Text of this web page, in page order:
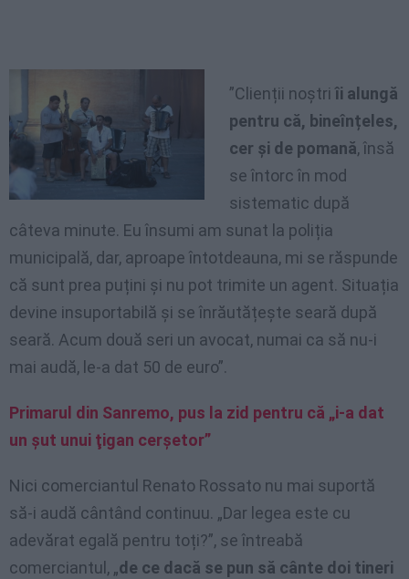
”Clienții noștri îi alungă
pentru că, bineînțeles,
cer și de pomană, însă
se întorc în mod
sistematic după
câteva minute. Eu însumi am sunat la poliția
municipală, dar, aproape întotdeauna, mi se răspunde
că sunt prea puțini și nu pot trimite un agent. Situația
devine insuportabilă și se înrăutățește seară după
seară. Acum două seri un avocat, numai ca să nu-i
mai audă, le-a dat 50 de euro”.
Primarul din Sanremo, pus la zid pentru că „i-a dat
un şut unui ţigan cerşetor”
Nici comerciantul Renato Rossato nu mai suportă
să-i audă cântând continuu. „Dar legea este cu
adevărat egală pentru toți?”, se întreabă
comerciantul, „de ce dacă se pun să cânte doi tineri